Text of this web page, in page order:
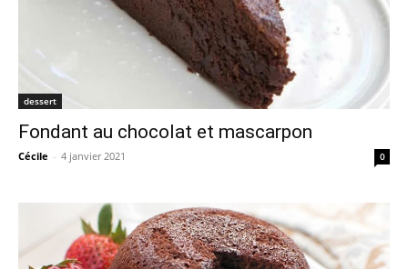
dessert
Fondant au chocolat et mascarpon
Cécile - 4 janvier 2021 0